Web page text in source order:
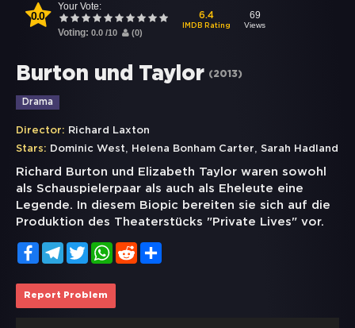
0.0
Your Vote:
Voting: 0.0 /10 (0)
6.4
IMDB Rating
69
Views
Burton und Taylor (2013)
Drama
Director: Richard Laxton
Stars: Dominic West, Helena Bonham Carter, Sarah Hadland
Richard Burton und Elizabeth Taylor waren sowohl
als Schauspielerpaar als auch als Eheleute eine
Legende. In diesem Biopic bereiten sie sich auf die
Produktion des Theaterstücks "Private Lives" vor.
FacebookTelegramTwitterWhatsApp
Reddit
Report Problem